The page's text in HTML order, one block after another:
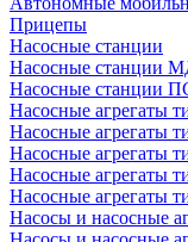
Прицепы
Насосные станции
Насосные станции
Насосные станции
Насосные агрегаты
Насосные агрегаты
Насосные агрегаты
Насосные агрегаты
Насосные агрегаты
Насосы и насосные